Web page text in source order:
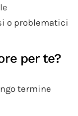
o problematici
per te?
termine